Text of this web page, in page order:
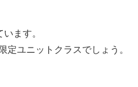
ます。
定ユニットクラスでしょう。